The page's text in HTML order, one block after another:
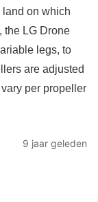
on which
the LG Drone
legs, to
are adjusted
per propeller
9 jaar geleden